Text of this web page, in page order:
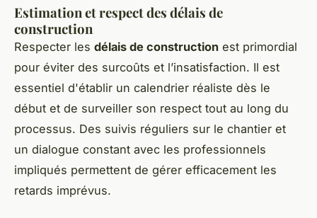
Estimation et respect des délais de
construction
Respecter les délais de construction est primordial
pour éviter des surcoûts et l’insatisfaction. Il est
essentiel d'établir un calendrier réaliste dès le
début et de surveiller son respect tout au long du
processus. Des suivis réguliers sur le chantier et
un dialogue constant avec les professionnels
impliqués permettent de gérer efficacement les
retards imprévus.